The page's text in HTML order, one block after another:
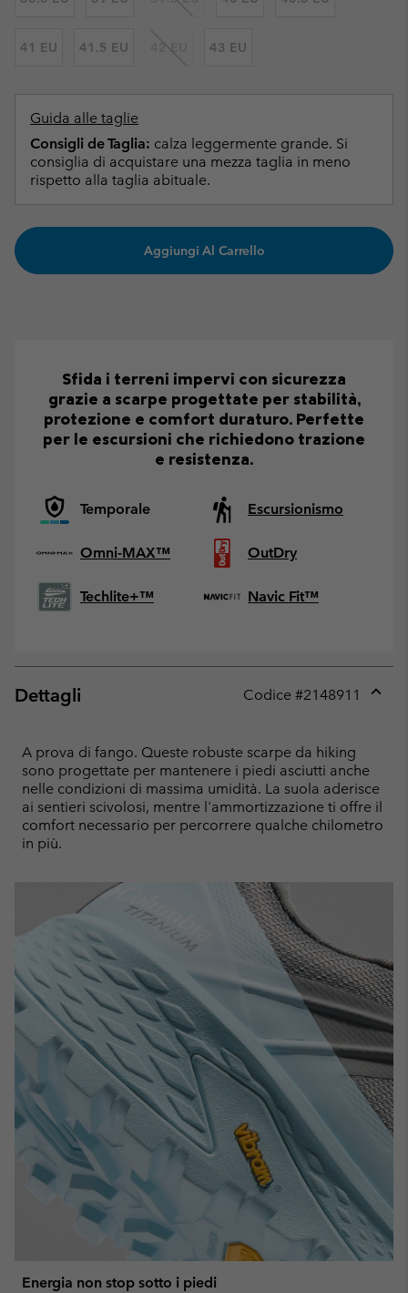
41 EU 41.5 EU 42 EU 43 EU
Guida alle taglie
Consigli de Taglia: calza leggermente grande. Si
consiglia di acquistare una mezza taglia in meno
rispetto alla taglia abituale.
Aggiungi Al Carrello
Sfida i terreni impervi con sicurezza
grazie a scarpe progettate per stabilità,
protezione e comfort duraturo. Perfette
per le escursioni che richiedono trazione
e resistenza.
Temporale Escursionismo
Omni-MAX™ OutDry
Techlite+™ Navic Fit™
Dettagli Codice #2148911
A prova di fango. Queste robuste scarpe da hiking
sono progettate per mantenere i piedi asciutti anche
nelle condizioni di massima umidità. La suola aderisce
ai sentieri scivolosi, mentre l'ammortizzazione ti offre il
comfort necessario per percorrere qualche chilometro
in più.
Energia non stop sotto i piedi